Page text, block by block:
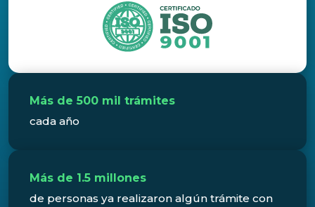
Más de 500 mil trámites
cada año
Más de 1.5 millones
de personas ya realizaron algún trámite con